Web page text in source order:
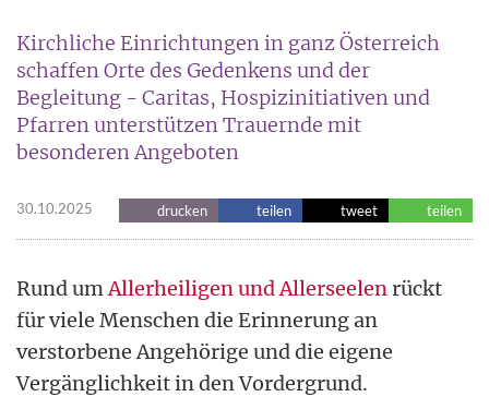
Kirchliche Einrichtungen in ganz Österreich
schaffen Orte des Gedenkens und der
Begleitung - Caritas, Hospizinitiativen und
Pfarren unterstützen Trauernde mit
besonderen Angeboten
30.10.2025 drucken teilen tweet teilen
Rund umAllerheiligen und Allerseelenrückt
für viele Menschen die Erinnerung an
verstorbene Angehörige und die eigene
Vergänglichkeit in den Vordergrund.